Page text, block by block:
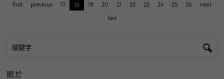
first previous 17 18 19 20 21 22 23 24 25 26 next
last
關於